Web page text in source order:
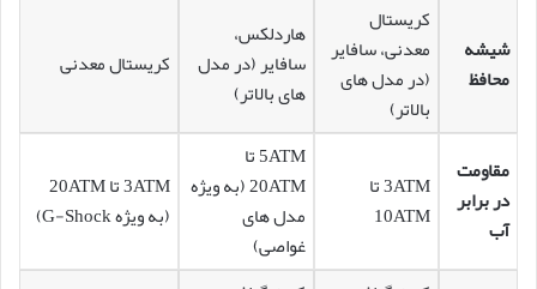
شیشه
محافظ
کریستال
معدنی، سافایر
(در مدل های
بالاتر)
هاردلکس،
سافایر (در مدل
های بالاتر)
کریستال معدنی
مقاومت
در برابر
آب
3ATM تا
10ATM
5ATM تا
20ATM (به ویژه
مدل های
غواصی)
3ATM تا 20ATM
(به ویژه G-Shock)